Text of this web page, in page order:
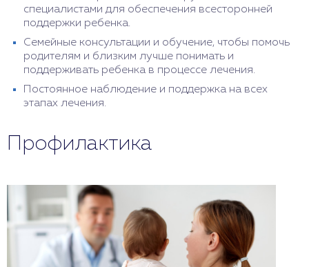
специалистами для обеспечения всесторонней
поддержки ребенка.
Семейные консультации и обучение, чтобы помочь
родителям и близким лучше понимать и
поддерживать ребенка в процессе лечения.
Постоянное наблюдение и поддержка на всех
этапах лечения.
Профилактика